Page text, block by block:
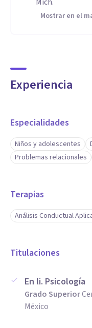
Mostrar en el
Experiencia
Especialidades
Niños y adolescentes
Problemas relacionales
Terapias
Análisis Conductual
Titulaciones
En li. Psicología
Grado Superior
México